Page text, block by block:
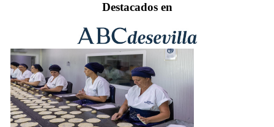
Destacados en